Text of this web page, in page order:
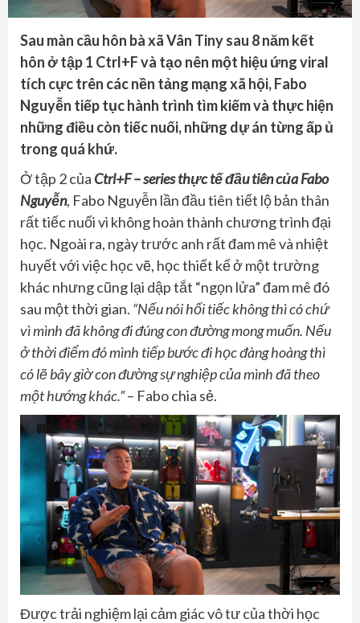
Sau màn cầu hôn bà xã Vân Tiny sau 8 năm kết
hôn ở tập 1 Ctrl+F và tạo nên một hiệu ứng viral
tích cực trên các nền tảng mạng xã hội, Fabo
Nguyễn tiếp tục hành trình tìm kiếm và thực hiện
những điều còn tiếc nuối, những dự án từng ấp ủ
trong quá khứ.
Ở tập 2 của Ctrl+F – series thực tế đầu tiên của Fabo
Nguyễn, Fabo Nguyễn lần đầu tiên tiết lộ bản thân
rất tiếc nuối vì không hoàn thành chương trình đại
học. Ngoài ra, ngày trước anh rất đam mê và nhiệt
huyết với việc học vẽ, học thiết kế ở một trường
khác nhưng cũng lại dập tắt “ngọn lửa” đam mê đó
sau một thời gian. “Nếu nói hối tiếc không thì có chứ
vì mình đã không đi đúng con đường mong muốn. Nếu
ở thời điểm đó mình tiếp bước đi học đàng hoàng thì
có lẽ bây giờ con đường sự nghiệp của mình đã theo
một hướng khác.”– Fabo chia sẻ.
Được trải nghiệm lại cảm giác vô tư của thời học